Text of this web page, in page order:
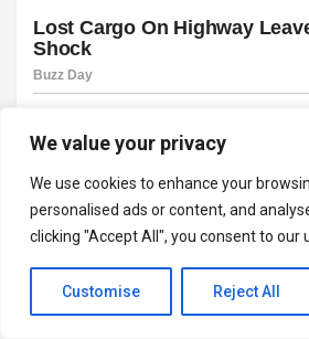
We value your privacy
We use cookies to enhance your
personalised ads or content, and
clicking "Accept All", you consent to our
Customise Reject All